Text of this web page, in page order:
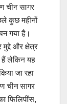
चीन सागर
कुछ महीनों
गया है।
और क्षेत्र
हैं लेकिन यह
जा रहा
चीन सागर
फिलिपींस,